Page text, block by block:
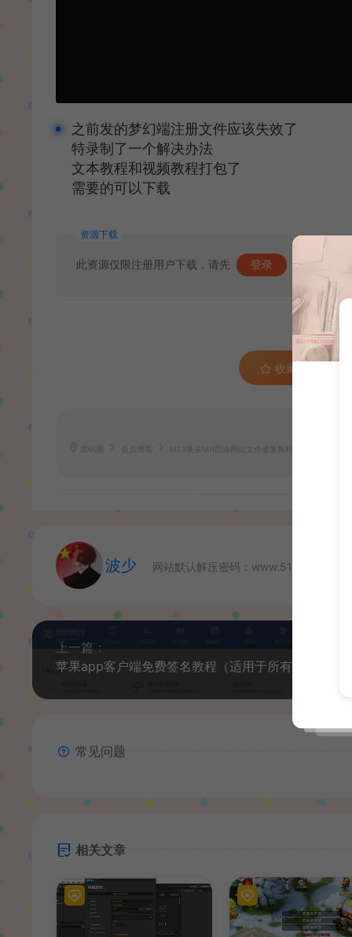
之前发的梦幻端注册文件应该失效了
特录制了一个解决办法
文本教程和视频教程打包了
需要的可以下载
资源下载
此资源仅限注册用户下载，请先 登录
收藏 (3)
MT3换皮MH西游网站文件修复教程
波少 网站默认解压密码：
上一篇：
常见问题
相关文章